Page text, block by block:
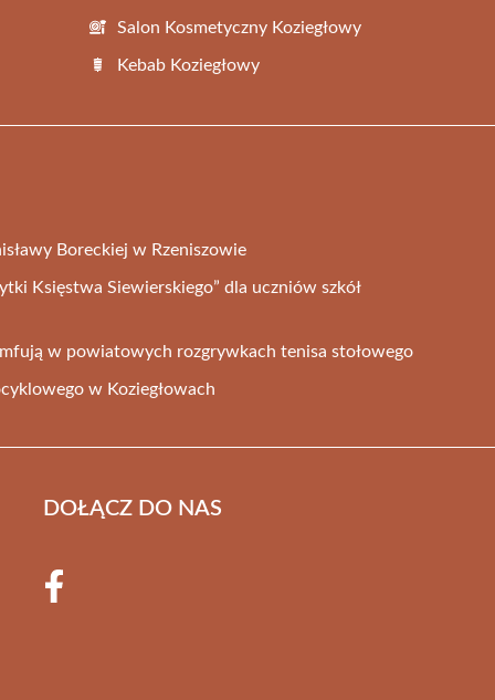
Salon Kosmetyczny Koziegłowy
Kebab Koziegłowy
Boreckiej w Rzeniszowie
Księstwa Siewierskiego” dla uczniów szkół
w powiatowych rozgrywkach tenisa stołowego
w Koziegłowach
DOŁĄCZ DO NAS